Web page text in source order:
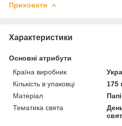
Приховати
Характеристики
Основні атрибути
Країна виробник
Кількість в упаковці
175
Матеріал
Тематика свята